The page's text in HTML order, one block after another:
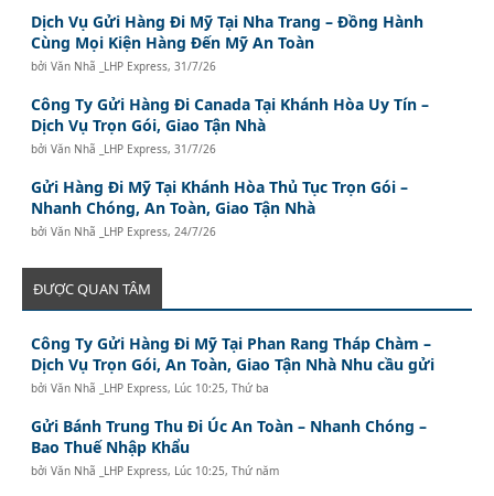
Dịch Vụ Gửi Hàng Đi Mỹ Tại Nha Trang – Đồng Hành
Cùng Mọi Kiện Hàng Đến Mỹ An Toàn
bởiVăn Nhã _LHP Express,31/7/26
Công Ty Gửi Hàng Đi Canada Tại Khánh Hòa Uy Tín –
Dịch Vụ Trọn Gói, Giao Tận Nhà
bởiVăn Nhã _LHP Express,31/7/26
Gửi Hàng Đi Mỹ Tại Khánh Hòa Thủ Tục Trọn Gói –
Nhanh Chóng, An Toàn, Giao Tận Nhà
bởiVăn Nhã _LHP Express, 24/7/26
ĐƯỢC QUAN TÂM
Công Ty Gửi Hàng Đi Mỹ Tại Phan Rang Tháp Chàm –
Dịch Vụ Trọn Gói, An Toàn, Giao Tận Nhà Nhu cầu gửi
bởiVăn Nhã _LHP Express, Lúc 10:25, Thứ ba
Gửi Bánh Trung Thu Đi Úc An Toàn – Nhanh Chóng –
Bao Thuế Nhập Khẩu
bởiVăn Nhã _LHP Express, Lúc 10:25, Thứ năm